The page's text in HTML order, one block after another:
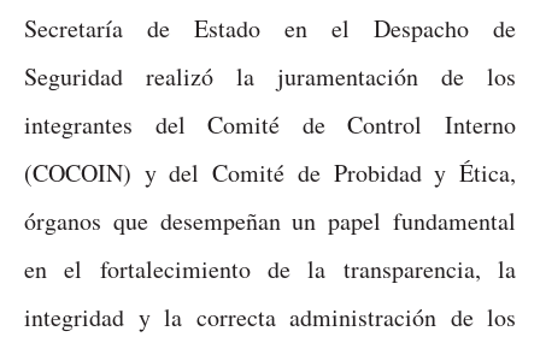
Secretaría de Estado en el Despacho de
Seguridad realizó la juramentación de los
integrantes del Comité de Control Interno
(COCOIN) y del Comité de Probidad y Ética,
órganos que desempeñan un papel fundamental
en el fortalecimiento de la transparencia, la
integridad y la correcta administración de los